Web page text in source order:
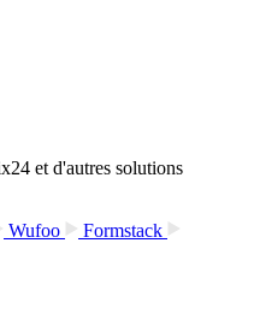
et d'autres solutions
Wufoo
Formstack